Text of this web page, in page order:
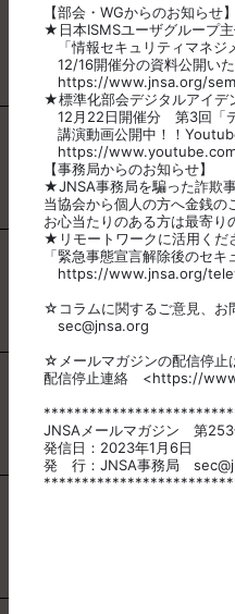
【部会・WGからのお知らせ
★日本ISMSユーザグループ
「情報セキュリティマネジ
12/16開催分の資料公開い
https://www.jnsa.org/
★標準化部会デジタルアイデ
12月22日開催分 第3回「
講演動画公開中！！
https://
【事務局からのお知らせ】
★JNSA事務局を騙った詐欺
当協会から個人の方へ金銭の
お心当たりのある方は最寄り
★リモートワークに活用くだ
「緊急事態宣言解除後のセ
https://www.jnsa.org/
☆コラムに関するご意見、お
sec@jnsa.org
☆メールマガジンの配信停止
配信停止連絡 <https://
JNSAメールマガジン 第
発信日：2023年1月6日
発 行：JNSA事務局